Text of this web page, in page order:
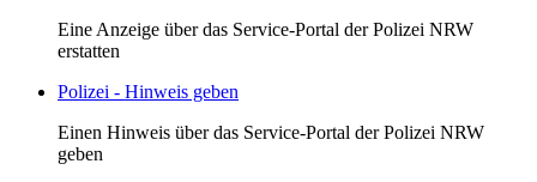
Eine Anzeige über das Service-Portal der Polizei NRW
erstatten
Polizei - Hinweis geben
Einen Hinweis über das Service-Portal der Polizei NRW
geben